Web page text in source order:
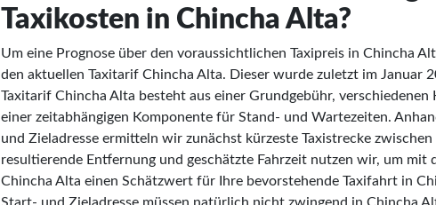
Taxikosten in Chincha Alta?
Um eine Prognose über den voraussichtlichen Taxipreis in Chincha
den aktuellen Taxitarif Chincha Alta. Dieser wurde zuletzt im Januar
Taxitarif Chincha Alta besteht aus einer Grundgebühr,
einer zeitabhängigen Komponente für Stand- und Wartezeiten.
und Zieladresse ermitteln wir zunächst kürzeste Taxistrecke
resultierende Entfernung und geschätzte Fahrzeit nutzen wir, um mit
Chincha Alta einen Schätzwert für Ihre bevorstehende Taxifahrt in